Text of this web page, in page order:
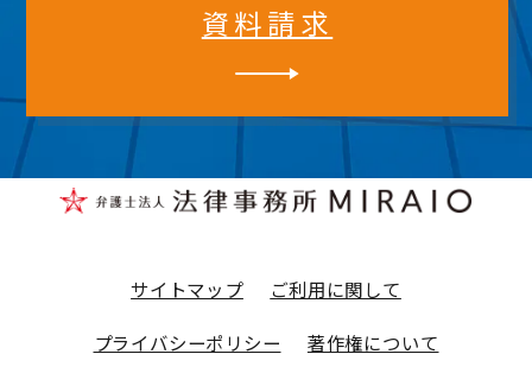
資料請求
サイトマップ ご利用に関して
プライバシーポリシー 著作権について